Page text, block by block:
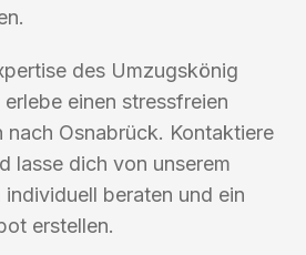
des Umzugskönig
einen stressfreien
nach Osnabrück. Kontaktiere
lasse dich von unserem
beraten und ein
erstellen.